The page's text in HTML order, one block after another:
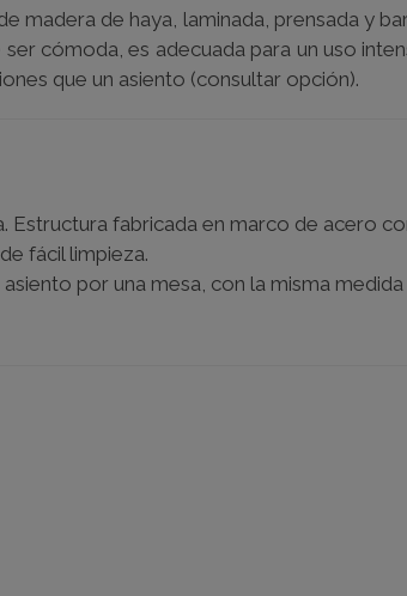
madera de haya, laminada, prensada y
cómoda, es adecuada para un uso
que un asiento (consultar opción).
Estructura fabricada en marco de acero
fácil limpieza.
por una mesa, con la misma